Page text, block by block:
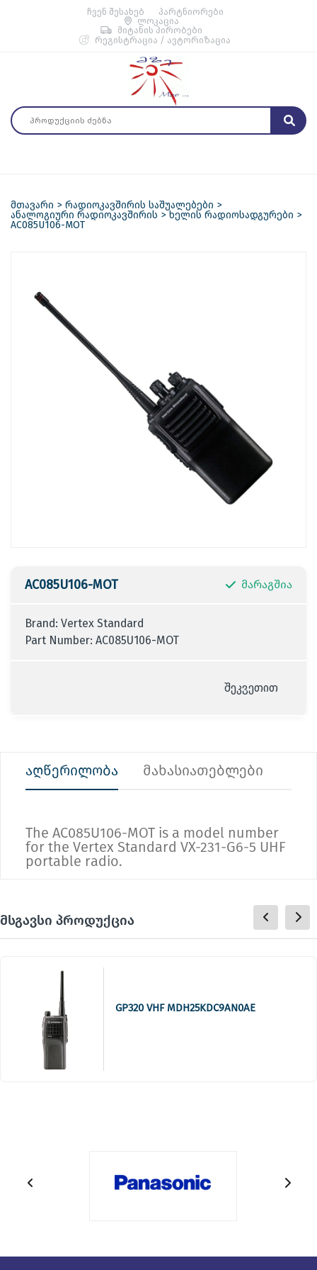
ჩვენ შესახებ
პარტნიორები
ლოკაცია
მიტანის პირობები
რეგისტრაცია / ავტორიზაცია
მთავარი
რადიოკავშირის საშუალებები
ანალოგიური რადიოკავშირის
ხელის რადიოსადგურები
AC085U106-MOT
AC085U106-MOT მარაგშია
Brand: Vertex Standard
Part Number: AC085U106-MOT
შეკვეთით
აღწერილობა მახასიათებლები
The AC085U106-MOT is a model number
for the Vertex Standard VX-231-G6-5 UHF
portable radio.
მსგავსი პროდუქცია
GP320 VHF MDH25KDC9AN0AE